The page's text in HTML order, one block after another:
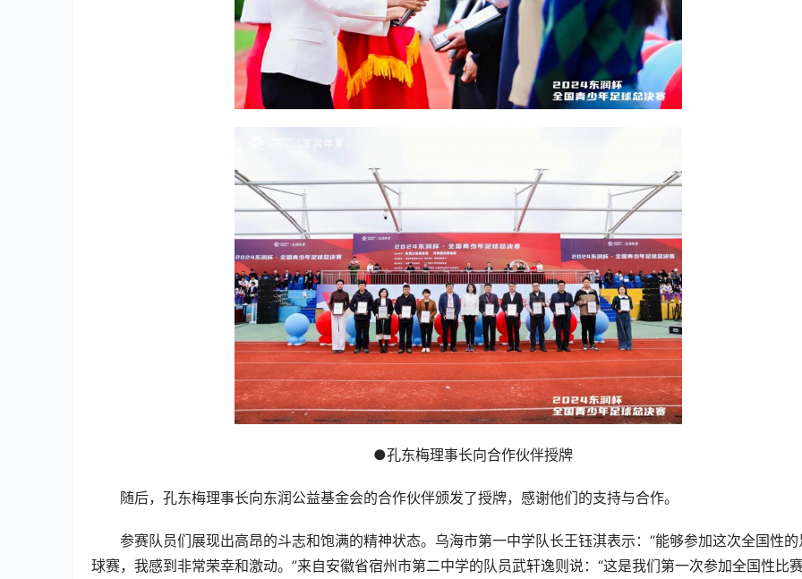
●孔东梅理事长向合作伙伴授牌
随后，孔东梅理事长向东润公益基金会的合作伙伴颁发了授牌，感谢他们的支持与合作。
参赛队员们展现出高昂的斗志和饱满的精神状态。乌海市第一中学队长王钰淇表示：“能够参加这次全国性的
球赛，我感到非常荣幸和激动。”来自安徽省宿州市第二中学的队员武轩逸则说：“这是我们第一次参加全国性比